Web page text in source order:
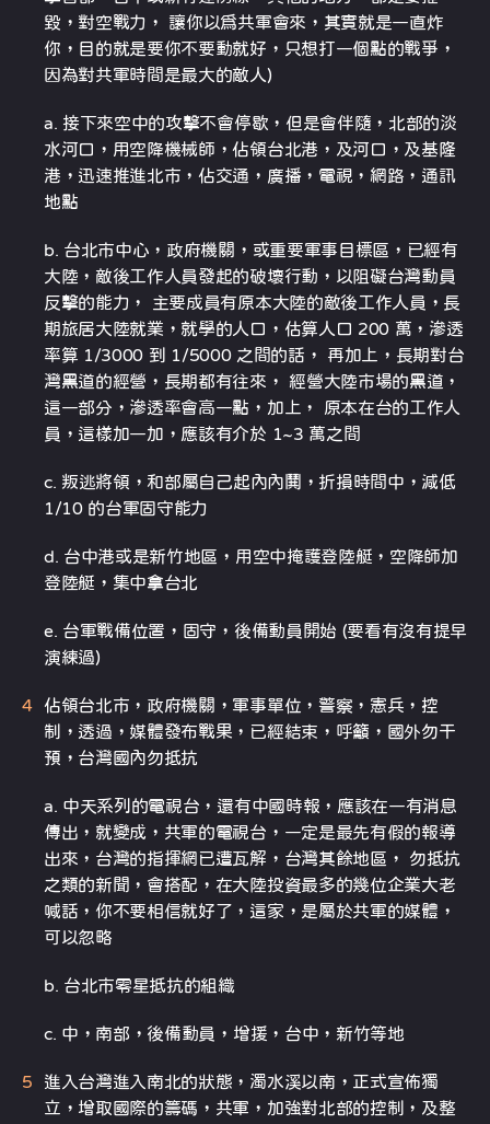
毀，對空戰力， 讓你以爲共軍會來，其實就是一直炸
你，目的就是要你不要動就好，只想打一個點的戰爭，
因為對共軍時間是最大的敵人)
a. 接下來空中的攻擊不會停歇，但是會伴隨，北部的淡
水河口，用空降機械師，佔領台北港，及河口，及基隆
港，迅速推進北市，佔交通，廣播，電視，網路，通訊
地點
b. 台北市中心，政府機關，或重要軍事目標區，已經有
大陸，敵後工作人員發起的破壞行動，以阻礙台灣動員
反擊的能力， 主要成員有原本大陸的敵後工作人員，長
期旅居大陸就業，就學的人口，估算人口 200 萬，滲透
率算 1/3000 到 1/5000 之間的話， 再加上，長期對台
灣黑道的經營，長期都有往來， 經營大陸市場的黑道，
這一部分，滲透率會高一點，加上， 原本在台的工作人
員，這樣加一加，應該有介於 1~3 萬之間
c. 叛逃將領，和部屬自己起內內鬨，折損時間中，減低
1/10 的台軍固守能力
d. 台中港或是新竹地區，用空中掩護登陸艇，空降師加
登陸艇，集中拿台北
e. 台軍戰備位置，固守，後備動員開始 (要看有沒有提早
演練過)
佔領台北市，政府機關，軍事單位，警察，憲兵，控
制，透過，媒體發布戰果，已經結束，呼籲，國外勿干
預，台灣國內勿抵抗
a. 中天系列的電視台，還有中國時報，應該在一有消息
傳出，就變成，共軍的電視台，一定是最先有假的報導
出來，台灣的指揮網已遭瓦解，台灣其餘地區， 勿抵抗
之類的新聞，會搭配，在大陸投資最多的幾位企業大老
喊話，你不要相信就好了，這家，是屬於共軍的媒體，
可以忽略
b. 台北市零星抵抗的組織
c. 中，南部，後備動員，增援，台中，新竹等地
進入台灣進入南北的狀態，濁水溪以南，正式宣佈獨
立，增取國際的籌碼，共軍，加強對北部的控制，及整